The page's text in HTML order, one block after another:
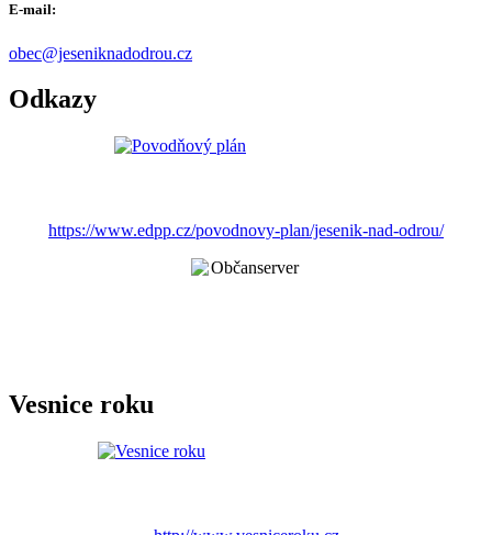
E-mail:
obec@jeseniknadodrou.cz
Odkazy
https://www.edpp.cz/povodnovy-plan/jesenik-nad-odrou/
Vesnice roku